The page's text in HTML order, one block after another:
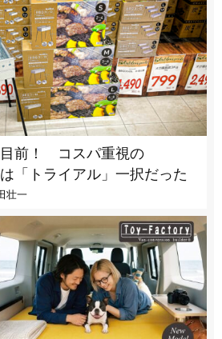
前！ コスパ重視の
「トライアル」一択だった
壮一